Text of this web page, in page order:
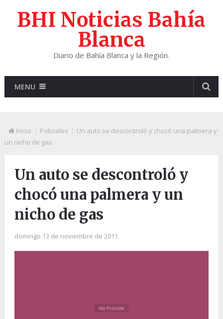
BHI Noticias Bahía
Blanca
Diario de Bahía Blanca y la Región.
MENU
Inicio Policiales
Un auto se descontroló y chocó una palmera y
un nicho de gas
Un auto se descontroló y
chocó una palmera y un
nicho de gas
domingo 13 de noviembre de 2011